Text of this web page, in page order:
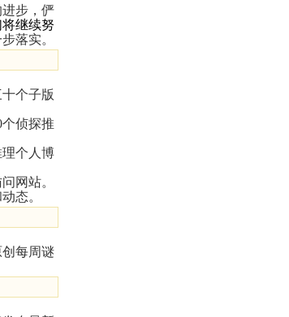
步，俨
继续努
落实。
个子版
侦探推
理个人博
网站。
态。
每周谜